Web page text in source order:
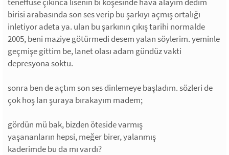
birisi arabasında son ses verip bu şarkıyı açmış ortalığı
inletiyor adeta ya. ulan bu şarkının çıkış tarihi normalde
2005, beni maziye götürmedi desem yalan söylerim. yeminle
geçmişe gittim be, lanet olası adam gündüz vakti
depresyona soktu.
sonra ben de açtım son ses dinlemeye başladım. sözleri de
çok hoş lan şuraya bırakayım madem;
gördün mü bak, bizden öteside varmış
yaşananların hepsi, meğer birer, yalanmış
kaderimde bu da mı vardı?